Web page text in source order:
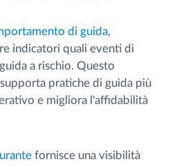
di guida,
indicatori quali eventi di
a rischio. Questo
pratiche di guida più
e migliora l'affidabilità
fornisce una visibilità